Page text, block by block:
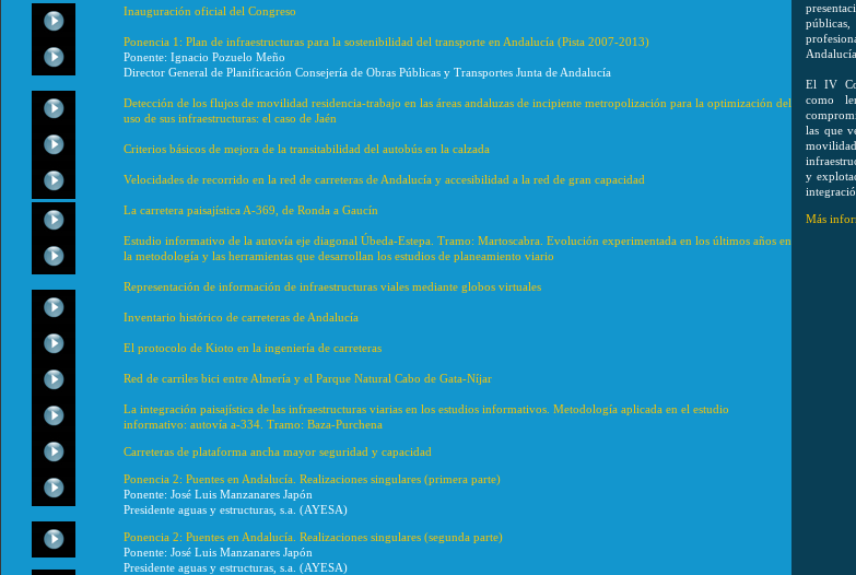
Inauguración oficial del Congreso
Ponencia 1: Plan de infraestructuras para la sostenibilidad del transporte en Andalucía (Pista 2007-2013)
Ponente: Ignacio Pozuelo Meño
Director General de Planificación Consejería de Obras Públicas y Transportes Junta de Andalucía
Detección de los flujos de movilidad residencia-trabajo en las áreas andaluzas de incipiente metropolización para la optimización del
uso de sus infraestructuras: el caso de Jaén
Criterios básicos de mejora de la transitabilidad del autobús en la calzada
Velocidades de recorrido en la red de carreteras de Andalucía y accesibilidad a la red de gran capacidad
La carretera paisajística A-369, de Ronda a Gaucín
Estudio informativo de la autovía eje diagonal Úbeda-Estepa. Tramo: Martoscabra. Evolución experimentada en los últimos años en
la metodología y las herramientas que desarrollan los estudios de planeamiento viario
Representación de información de infraestructuras viales mediante globos virtuales
Inventario histórico de carreteras de Andalucía
El protocolo de Kioto en la ingeniería de carreteras
Red de carriles bici entre Almería y el Parque Natural Cabo de Gata-Níjar
La integración paisajística de las infraestructuras viarias en los estudios informativos. Metodología aplicada en el estudio
informativo: autovía a-334. Tramo: Baza-Purchena
Carreteras de plataforma ancha mayor seguridad y capacidad
Ponencia 2: Puentes en Andalucía. Realizaciones singulares (primera parte)
Ponente: José Luis Manzanares Japón
Presidente aguas y estructuras, s.a. (AYESA)
Ponencia 2: Puentes en Andalucía. Realizaciones singulares (segunda parte)
Ponente: José Luis Manzanares Japón
Presidente aguas y estructuras, s.a. (AYESA)
Andalucía.
El IV
como
las que
y
Más